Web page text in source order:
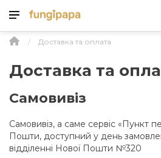
Доставка та оплата
Доставка та
Самовивіз
Самовивіз, а саме сервіс «Пункт
Пошти, доступний у день
відділенні Нової Пошти №320